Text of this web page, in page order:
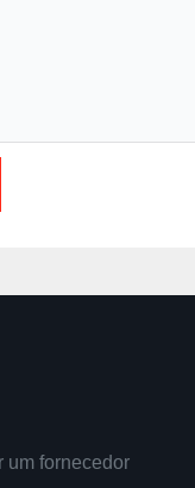
um fornecedor